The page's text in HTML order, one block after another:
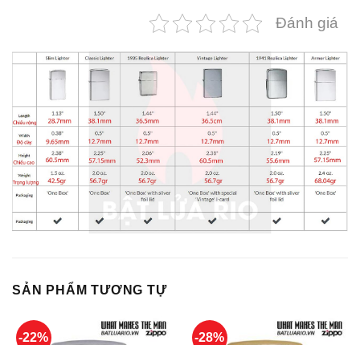
Đánh giá
SẢN PHẨM TƯƠNG TỰ
-22% -28%